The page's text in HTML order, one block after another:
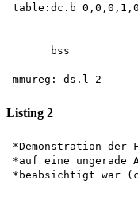
table:dc.b
      bss
Listing 2
*Demonstration der
*auf eine ungerade
*beabsichtigt war